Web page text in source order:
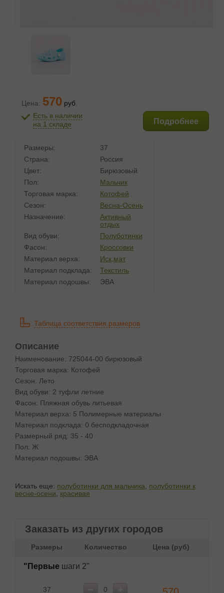
Цена: 570 руб
Есть в наличии
на 1 складе
Подробнее
Размеры:
37
Страна:
Россия
Цвет:
Бирюзовый
Пол:
Мальчик
Торговая марка:
Котофей
Сезон:
Весна-Осень
Назначение:
Активный
отдых
Вид обуви:
Полуботинки
Фасон:
Кроссовки
Материал верха:
Иск,мат
Материал подклада:
Текстиль
Материал подошвы:
ЭВА
Таблица соответствия размеров
Описание
Наименование: 725044-00 бирюзовый
Торговая марка: Котофей
Сезон: Лето
Вид обуви: 2 туфли летние
Фасон: Пляжная обувь литьевая
Материал верха: 5 Полимерные материалы
Материал подклада: 0 бесподкладочная
Размерный ряд: 35 - 40
Пол: Ж
Материал подошвы: ЭВА
Искать еще: полуботинки для мальчика
полуботинки к
весне-осени
красивая
Заказать из других городов
Размеры Количество Цена (руб)
"Первые шаги 2"
37